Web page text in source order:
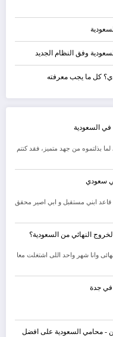
وفق النظام الجديد
كل ما يجب معرفته
السعودية
بذلتموه من جهد متميز، فقد كنتم
سعودي
قاعد ابني مستقبل و ابي اصير محقق
النهائي من السعودية؟
وانا شهر واحد اللى اشتغلت معا
في جدة
- محامي السعودية على افضل